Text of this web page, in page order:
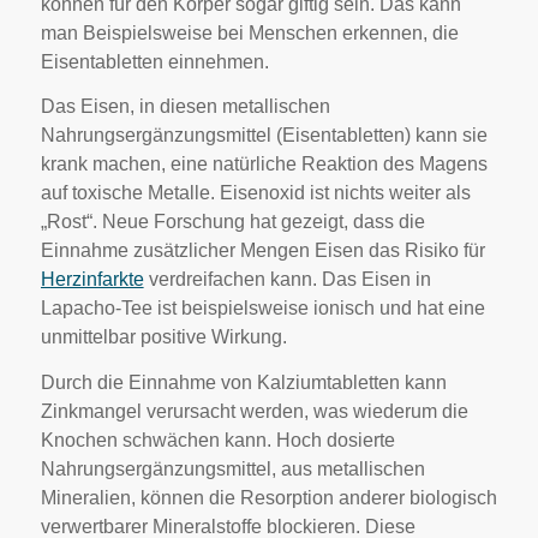
man Beispielsweise bei Menschen erkennen, die
Eisentabletten einnehmen.
Das Eisen, in diesen metallischen
Nahrungsergänzungsmittel (Eisentabletten) kann sie
krank machen, eine natürliche Reaktion des Magens
auf toxische Metalle. Eisenoxid ist nichts weiter als
„Rost“. Neue Forschung hat gezeigt, dass die
Einnahme zusätzlicher Mengen Eisen das Risiko für
Herzinfarkteverdreifachen kann. Das Eisen in
Lapacho-Tee ist beispielsweise ionisch und hat eine
unmittelbar positive Wirkung.
Durch die Einnahme von Kalziumtabletten kann
Zinkmangel verursacht werden, was wiederum die
Knochen schwächen kann. Hoch dosierte
Nahrungsergänzungsmittel, aus metallischen
Mineralien, können die Resorption anderer biologisch
verwertbarer Mineralstoffe blockieren. Diese